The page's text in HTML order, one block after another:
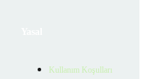
Kullanım Koşulları